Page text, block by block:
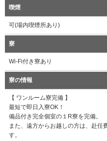
喫煙
可(場内喫煙所あり)
寮
Wi-Fi付き寮あり
寮の情報
【 ワンルーム寮完備 】
最短で即日入寮OK！
備品付き完全個室の１R寮を完備。
また、遠方からお越しの方は、赴任
す。